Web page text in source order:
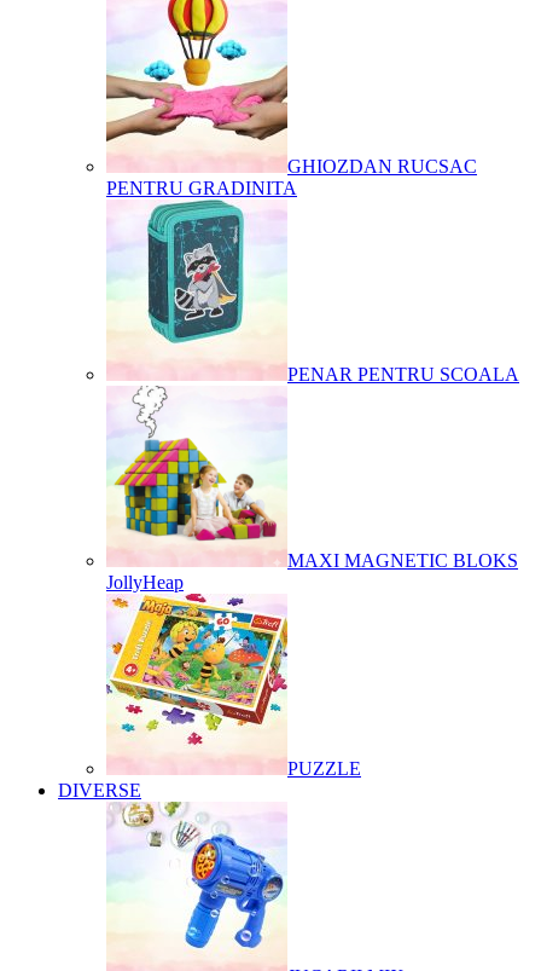
GHIOZDAN RUCSAC
PENTRU GRADINITA
PENAR PENTRU SCOALA
MAXI MAGNETIC BLOKS
JollyHeap
PUZZLE
DIVERSE